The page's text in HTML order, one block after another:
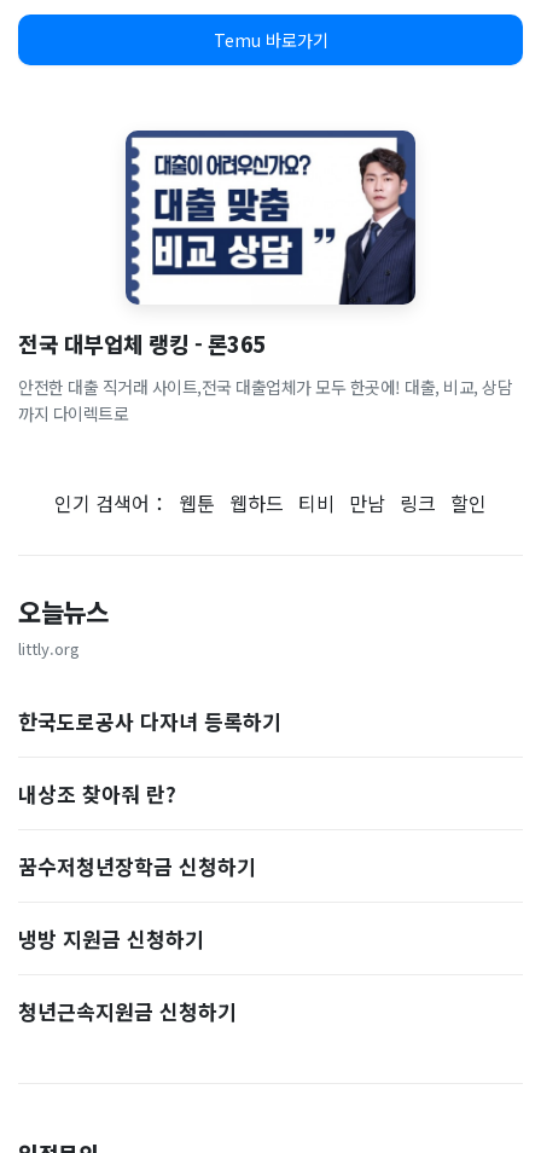
Temu 바로가기
전국 대부업체 랭킹 - 론365
안전한 대출 직거래 사이트,전국 대출업체가 모두 한곳에! 대출, 비교, 상담
까지 다이렉트로
인기 검색어： 웹툰 웹하드 티비 만남 링크 할인
오늘뉴스
littly.org
한국도로공사 다자녀 등록하기
내상조 찾아줘 란?
꿈수저청년장학금 신청하기
냉방 지원금 신청하기
청년근속지원금 신청하기